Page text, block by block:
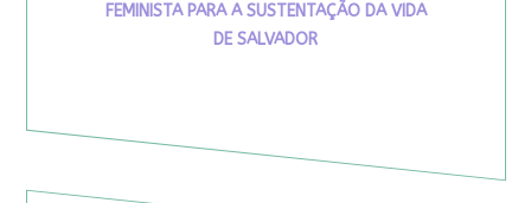
FEMINISTA PARA A SUSTENTAÇÃO DA VIDA
DE SALVADOR